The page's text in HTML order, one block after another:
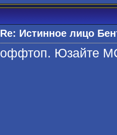
Re: Истинное лицо
оффтоп. Юзайте